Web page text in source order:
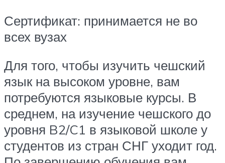
Сертификат: принимается не во
всех вузах
Для того, чтобы изучить чешский
язык на высоком уровне, вам
потребуются языковые курсы. В
среднем, на изучение чешского до
уровня B2/C1 в языковой школе у
студентов из стран СНГ уходит год.